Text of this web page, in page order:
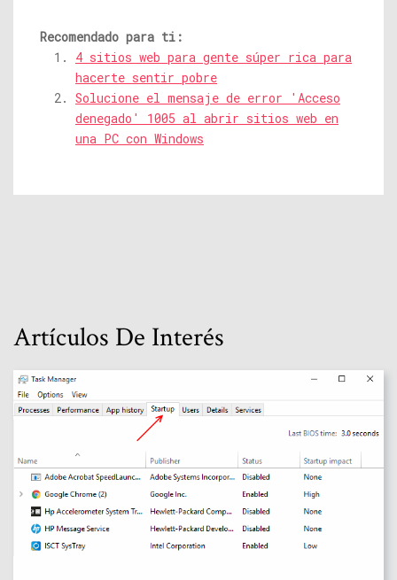
Recomendado para ti:
4 sitios web para gente súper rica para
hacerte sentir pobre
Solucione el mensaje de error 'Acceso
denegado' 1005 al abrir sitios web en
una PC con Windows
Artículos De Interés